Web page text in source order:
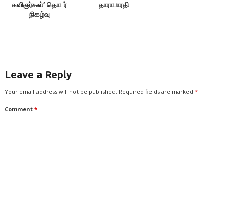
கவிஞர்கள்’ தொடர்
நிகழ்வு
தாராபாரதி
Leave a Reply
Your email address will not be published. Required fields are marked *
Comment *